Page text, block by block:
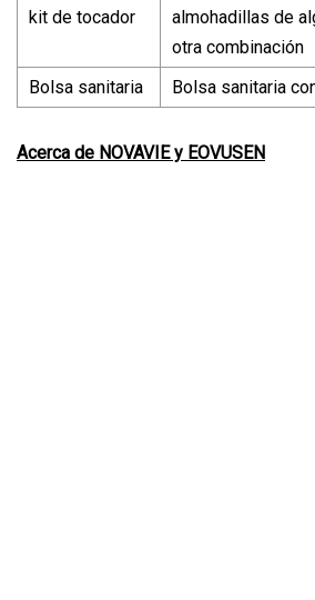
kit de tocador
almohadillas de
otra combinación
Bolsa sanitaria
Bolsa sanitaria
Acerca de NOVAVIE y EOVUSEN